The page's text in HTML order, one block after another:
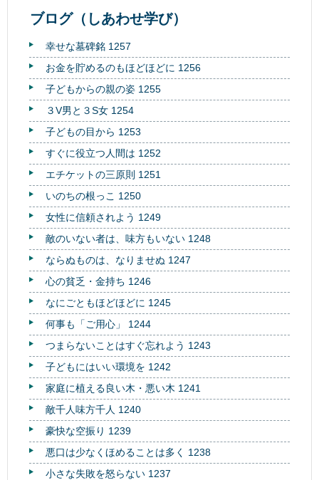
ブログ（しあわせ学び）
幸せな墓碑銘 1257
お金を貯めるのもほどほどに 1256
子どもからの親の姿 1255
３V男と３S女 1254
子どもの目から 1253
すぐに役立つ人間は 1252
エチケットの三原則 1251
いのちの根っこ 1250
女性に信頼されよう 1249
敵のいない者は、味方もいない 1248
ならぬものは、なりませぬ 1247
心の貧乏・金持ち 1246
なにごともほどほどに 1245
何事も「ご用心」 1244
つまらないことはすぐ忘れよう 1243
子どもにはいい環境を 1242
家庭に植える良い木・悪い木 1241
敵千人味方千人 1240
豪快な空振り 1239
悪口は少なくほめることは多く 1238
小さな失敗を怒らない 1237